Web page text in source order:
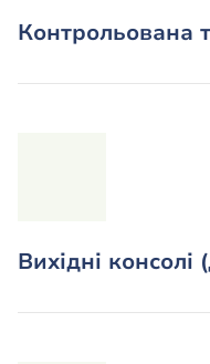
Контрольована
Вихідні консолі